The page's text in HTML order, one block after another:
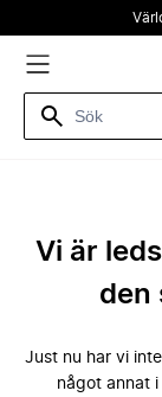
Vi är
den
Just nu har vi
något annat